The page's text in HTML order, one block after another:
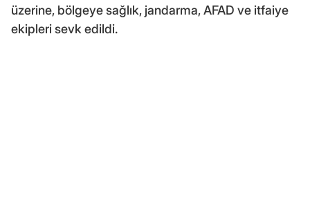
üzerine, bölgeye sağlık, jandarma, AFAD ve itfaiye
ekipleri sevk edildi.